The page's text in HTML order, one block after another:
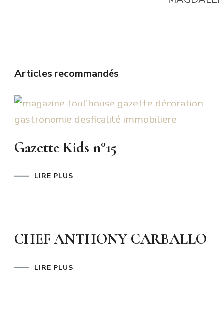
Articles recommandés
Gazette Kids n°15
LIRE PLUS
CHEF ANTHONY CARBALLO
LIRE PLUS